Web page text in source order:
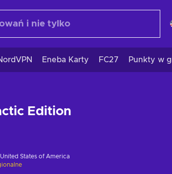
Eneba Karty FC27 Punkty w
Edition
United States of America